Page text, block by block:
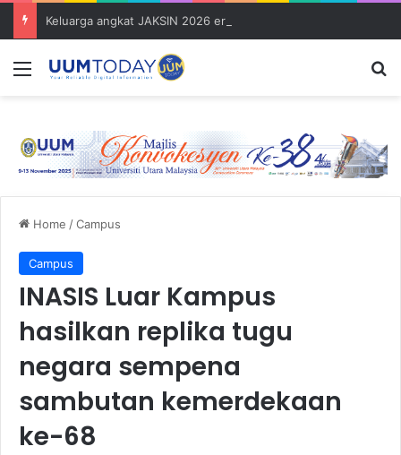
Menu
Home /Campus
Campus
INASIS Luar Kampus
hasilkan replika tugu
negara sempena
sambutan kemerdekaan
ke-68